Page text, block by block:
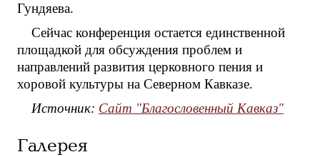
Гундяева.
Сейчас конференция остается единственной
площадкой для обсуждения проблем и
направлений развития церковного пения и
хоровой культуры на Северном Кавказе.
Источник: Сайт "Благословенный Кавказ"
Галерея